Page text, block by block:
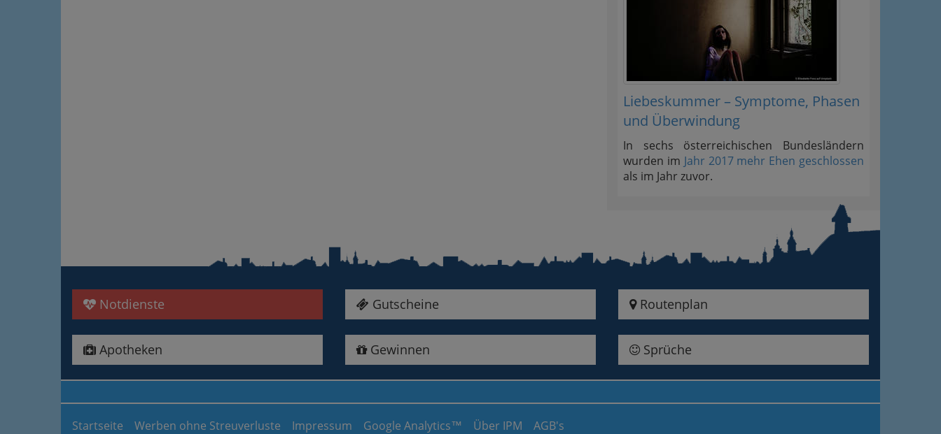
Liebeskummer – Symptome, Phasen
und Überwindung
In sechs österreichischen Bundesländern
wurden im Jahr 2017 mehr Ehen geschlossen
als im Jahr zuvor.
Notdienste
Apotheken
Gutscheine
Gewinnen
Routenplan
Sprüche
Startseite Werben ohne Streuverluste Impressum Google Analytics™ Über IPM AGB's